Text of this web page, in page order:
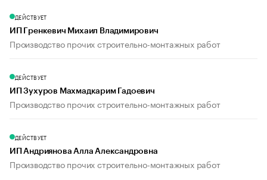
ДЕЙСТВУЕТ
ИП Гренкевич Михаил Владимирович
Производство прочих строительно-монтажных работ
ДЕЙСТВУЕТ
ИП Зухуров Махмадкарим Гадоевич
Производство прочих строительно-монтажных работ
ДЕЙСТВУЕТ
ИП Андриянова Алла Александровна
Производство прочих строительно-монтажных работ